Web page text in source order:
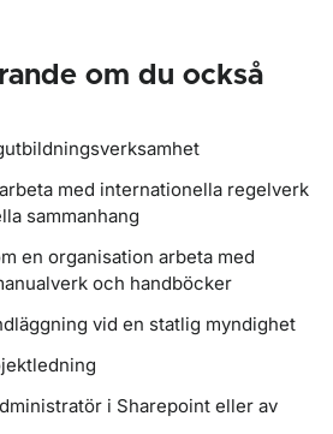
om du också
med internationella regelverk
sammanhang
en organisation arbeta med
och handböcker
vid en statlig myndighet
i Sharepoint eller av